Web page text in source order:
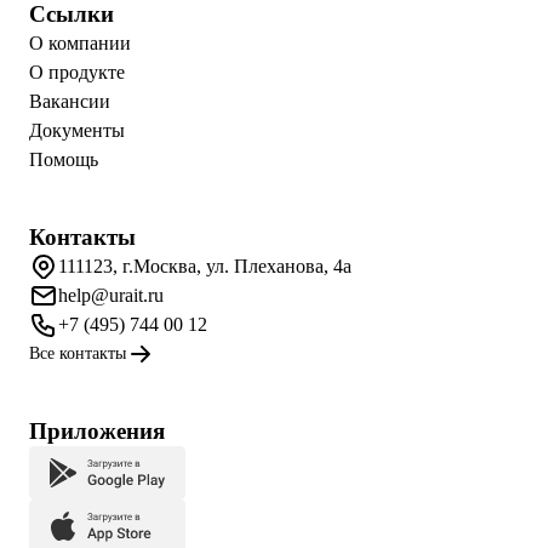
Ссылки
О компании
О продукте
Вакансии
Документы
Помощь
Контакты
111123, г.Москва, ул. Плеханова, 4а
help@urait.ru
+7 (495) 744 00 12
Все контакты
Приложения